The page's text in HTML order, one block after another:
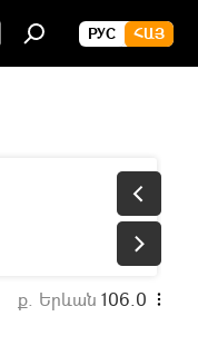
РУС ՀԱՅ
ք. Երևան 106.0